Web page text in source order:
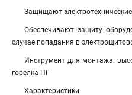
Защищают
Обеспечивают защиту
случае попадания в
Инструмент для монтажа:
горелка ПГ
Характеристики